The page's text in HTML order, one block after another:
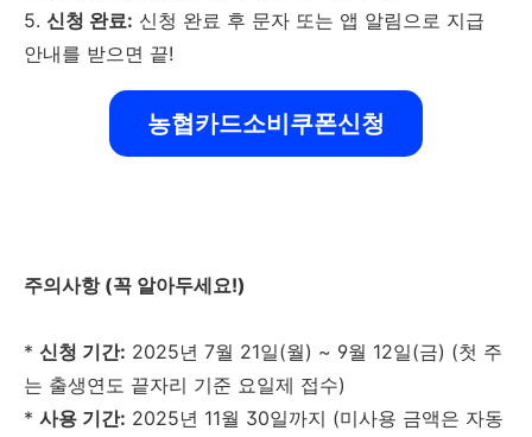
5. 신청 완료: 신청 완료 후 문자 또는 앱 알림으로 지급
안내를 받으면 끝!
농협카드소비쿠폰신청
주의사항 (꼭 알아두세요!)
* 신청 기간: 2025년 7월 21일(월) ~ 9월 12일(금) (첫 주
는 출생연도 끝자리 기준 요일제 접수)
* 사용 기간: 2025년 11월 30일까지 (미사용 금액은 자동